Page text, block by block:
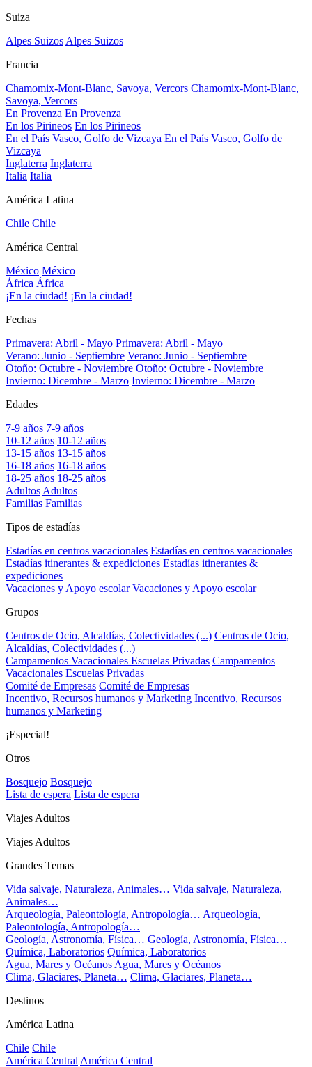
Suiza
Alpes Suizos Alpes Suizos
Francia
Chamomix-Mont-Blanc, Savoya, Vercors Chamomix-Mont-Blanc,
Savoya, Vercors
En Provenza En Provenza
En los Pirineos En los Pirineos
En el País Vasco, Golfo de Vizcaya En el País Vasco, Golfo de
Vizcaya
Inglaterra Inglaterra
Italia Italia
América Latina
Chile Chile
América Central
México México
África África
¡En la ciudad! ¡En la ciudad!
Fechas
Primavera: Abril - Mayo Primavera: Abril - Mayo
Verano: Junio - Septiembre Verano: Junio - Septiembre
Otoño: Octubre - Noviembre Otoño: Octubre - Noviembre
Invierno: Dicembre - Marzo Invierno: Dicembre - Marzo
Edades
7-9 años 7-9 años
10-12 años 10-12 años
13-15 años 13-15 años
16-18 años 16-18 años
18-25 años 18-25 años
Adultos Adultos
Familias Familias
Tipos de estadías
Estadías en centros vacacionales Estadías en centros vacacionales
Estadías itinerantes & expediciones Estadías itinerantes &
expediciones
Vacaciones y Apoyo escolar Vacaciones y Apoyo escolar
Grupos
Centros de Ocio, Alcaldías, Colectividades (...) Centros de Ocio,
Alcaldías, Colectividades (...)
Campamentos Vacacionales Escuelas Privadas Campamentos
Vacacionales Escuelas Privadas
Comité de Empresas Comité de Empresas
Incentivo, Recursos humanos y Marketing Incentivo, Recursos
humanos y Marketing
¡Especial!
Otros
Bosquejo Bosquejo
Lista de espera Lista de espera
Viajes Adultos
Viajes Adultos
Grandes Temas
Vida salvaje, Naturaleza, Animales… Vida salvaje, Naturaleza,
Animales…
Arqueología, Paleontología, Antropología… Arqueología,
Paleontología, Antropología…
Geología, Astronomía, Física… Geología, Astronomía, Física…
Química, Laboratorios Química, Laboratorios
Agua, Mares y Océanos Agua, Mares y Océanos
Clima, Glaciares, Planeta… Clima, Glaciares, Planeta…
Destinos
América Latina
Chile Chile
América Central América Central